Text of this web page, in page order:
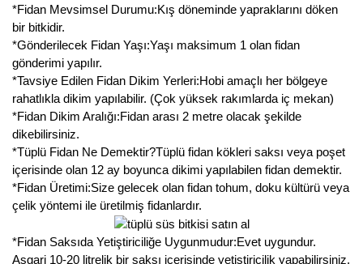
*Fidan Mevsimsel Durumu:Kış döneminde yapraklarını döken
bir bitkidir.
*Gönderilecek Fidan Yaşı:Yaşı maksimum 1 olan fidan
gönderimi yapılır.
*Tavsiye Edilen Fidan Dikim Yerleri:Hobi amaçlı her bölgeye
rahatlıkla dikim yapılabilir. (Çok yüksek rakımlarda iç mekan)
*Fidan Dikim Aralığı:Fidan arası 2 metre olacak şekilde
dikebilirsiniz.
*Tüplü Fidan Ne Demektir?Tüplü fidan kökleri saksı veya poşet
içerisinde olan 12 ay boyunca dikimi yapılabilen fidan demektir.
*Fidan Üretimi:Size gelecek olan fidan tohum, doku kültürü veya
çelik yöntemi ile üretilmiş fidanlardır.
*Fidan Saksıda Yetiştiriciliğe Uygunmudur:Evet uygundur.
Asgari 10-20 litrelik bir saksı içerisinde yetiştiricilik yapabilirsiniz.